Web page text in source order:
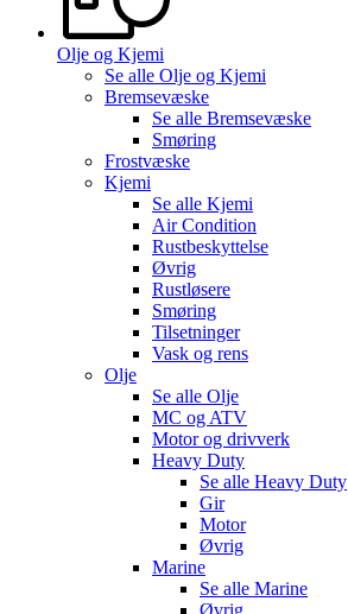
Olje og Kjemi
Se alle Olje og Kjemi
Bremsevæske
Se alle Bremsevæske
Smøring
Frostvæske
Kjemi
Se alle Kjemi
Air Condition
Rustbeskyttelse
Øvrig
Rustløsere
Smøring
Tilsetninger
Vask og rens
Olje
Se alle Olje
MC og ATV
Motor og drivverk
Heavy Duty
Se alle Heavy Duty
Gir
Motor
Øvrig
Marine
Se alle Marine
Øvrig